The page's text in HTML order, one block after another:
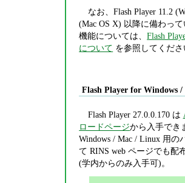
なお、Flash Player 11.2
(Mac OS X) 以降に備わっ
機能については、Flash
について を参照してくださ
Flash Player for Windows
Flash Player 27.0.0.170 は
ロードページから入手でき
Windows / Mac / Linux 用の
て RINS web ページでも配
(学内からのみ入手可)。